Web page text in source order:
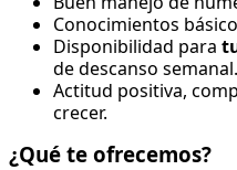
Conocimientos
Disponibilidad para
de descanso semanal.
Actitud positiva,
crecer.
¿Qué te ofrecemos?